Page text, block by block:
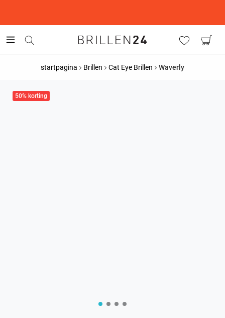
startpagina Brillen Cat Eye Brillen Waverly
50% korting